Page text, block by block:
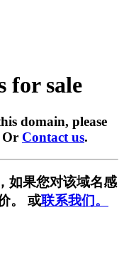
for sale
domain, please
Or Contact us.
如果您对该域名感
。 或联系我们。